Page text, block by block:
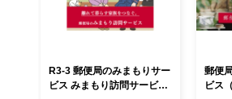
R3-3 郵便局のみまもりサー
ビス みまもり訪問サービス
郵便
ビス